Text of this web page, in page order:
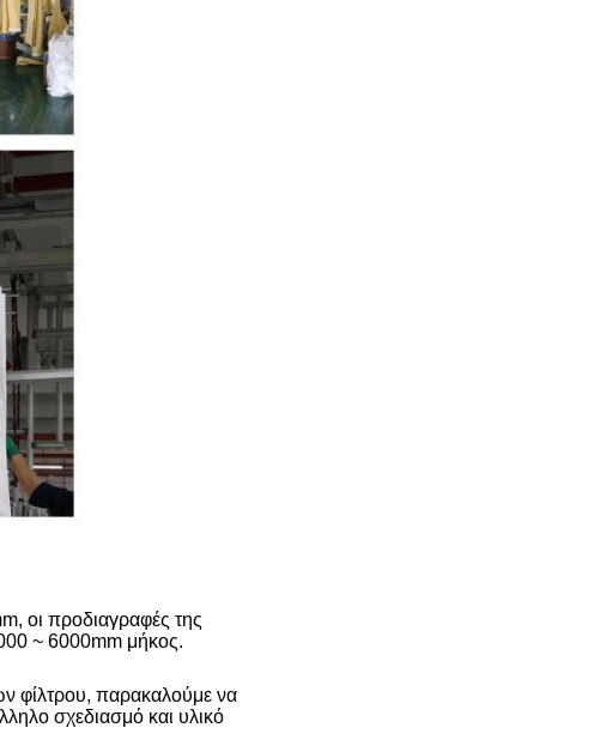
οι προδιαγραφές της
~ 6000mm μήκος.
φίλτρου, παρακαλούμε να
σχεδιασμό και υλικό